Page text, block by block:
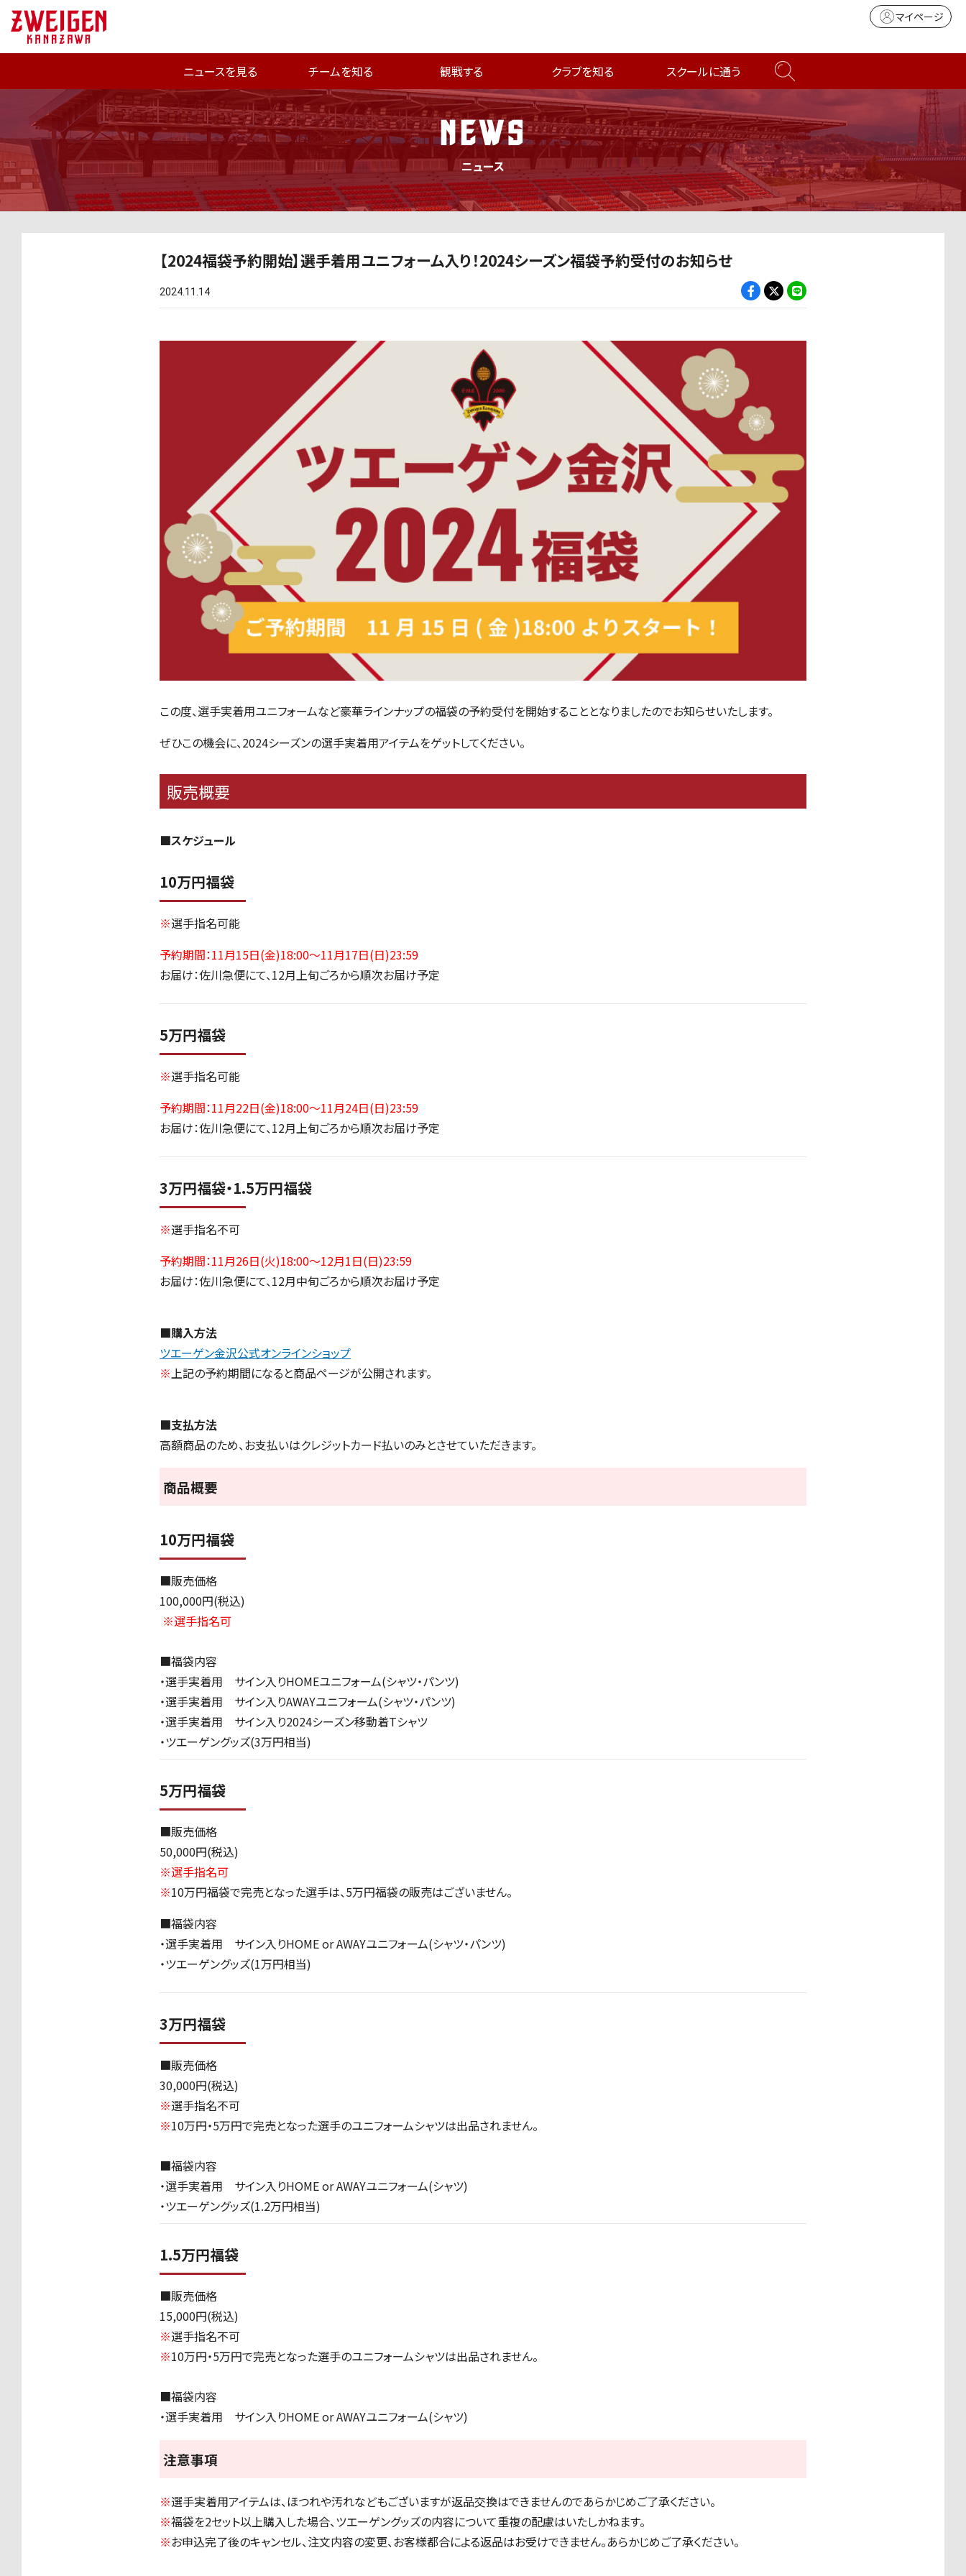
マイページ
ニュースを見る チームを知る 観戦する クラブを知る スクールに通う
NEWS
ニュース
【2024福袋予約開始】選手着用ユニフォーム入り！2024シーズン福袋予約受付のお知らせ
2024.11.14
この度、選手実着用ユニフォームなど豪華ラインナップの福袋の予約受付を開始することとなりましたのでお知らせいたします。
ぜひこの機会に、2024シーズンの選手実着用アイテムをゲットしてください。
販売概要
■スケジュール
10万円福袋
※選手指名可能
予約期間：11月15日(金)18:00～11月17日(日)23:59
お届け：佐川急便にて、12月上旬ごろから順次お届け予定
5万円福袋
※選手指名可能
予約期間：11月22日(金)18:00～11月24日(日)23:59
お届け：佐川急便にて、12月上旬ごろから順次お届け予定
3万円福袋・1.5万円福袋
※選手指名不可
予約期間：11月26日(火)18:00～12月1日(日)23:59
お届け：佐川急便にて、12月中旬ごろから順次お届け予定
■購入方法
ツエーゲン金沢公式オンラインショップ
※ 上記の予約期間になると商品ページが公開されます。
■支払方法
高額商品のため、お支払いはクレジットカード払いのみとさせていただきます。
商品概要
10万円福袋
■販売価格
100,000円(税込)
※選手指名可
■福袋内容
・選手実着用 サイン入りHOMEユニフォーム(シャツ・パンツ)
・選手実着用 サイン入りAWAYユニフォーム(シャツ・パンツ)
・選手実着用 サイン入り2024シーズン移動着Tシャツ
・ツエーゲングッズ(3万円相当)
5万円福袋
■販売価格
50,000円(税込)
※選手指名可
※10万円福袋で完売となった選手は、5万円福袋の販売はございません。
■福袋内容
・選手実着用 サイン入りHOME or AWAYユニフォーム(シャツ・パンツ)
・ツエーゲングッズ(1万円相当)
3万円福袋
■販売価格
30,000円(税込)
※選手指名不可
※10万円・5万円で完売となった選手のユニフォームシャツは出品されません。
■福袋内容
・選手実着用 サイン入りHOME or AWAYユニフォーム(シャツ)
・ツエーゲングッズ(1.2万円相当)
1.5万円福袋
■販売価格
15,000円(税込)
※選手指名不可
※10万円・5万円で完売となった選手のユニフォームシャツは出品されません。
■福袋内容
・選手実着用 サイン入りHOME or AWAYユニフォーム(シャツ)
注意事項
※選手実着用アイテムは、ほつれや汚れなどもございますが返品交換はできませんのであらかじめご了承ください。
※福袋を2セット以上購入した場合、ツエーゲングッズの内容について重複の配慮はいたしかねます。
※お申込完了後のキャンセル、注文内容の変更、お客様都合による返品はお受けできません。あらかじめご了承ください。